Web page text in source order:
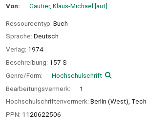
Von: Gautier, Klaus-Michael [aut]
Ressourcentyp: Buch
Sprache: Deutsch
Verlag: 1974
Beschreibung: 157 S
Genre/Form:
Hochschulschrift
Bearbeitungsvermerk:
1
Hochschulschriftenvermerk: Berlin (West),
PPN: 1120622506